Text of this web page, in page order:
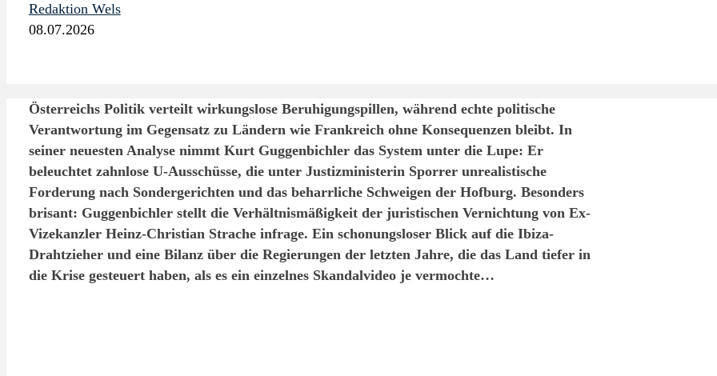
Redaktion Wels
08.07.2026
Österreichs Politik verteilt wirkungslose Beruhigungspillen, während echte politische
Verantwortung im Gegensatz zu Ländern wie Frankreich ohne Konsequenzen bleibt. In
seiner neuesten Analyse nimmt Kurt Guggenbichler das System unter die Lupe: Er
beleuchtet zahnlose U-Ausschüsse, die unter Justizministerin Sporrer unrealistische
Forderung nach Sondergerichten und das beharrliche Schweigen der Hofburg. Besonders
brisant: Guggenbichler stellt die Verhältnismäßigkeit der juristischen Vernichtung von Ex-
Vizekanzler Heinz-Christian Strache infrage. Ein schonungsloser Blick auf die Ibiza-
Drahtzieher und eine Bilanz über die Regierungen der letzten Jahre, die das Land tiefer in
die Krise gesteuert haben, als es ein einzelnes Skandalvideo je vermochte…